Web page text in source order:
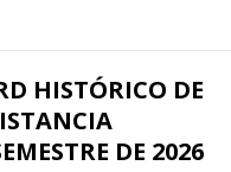
HISTÓRICO DE
DE 2026